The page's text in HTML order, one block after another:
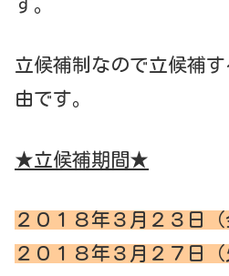
す。
立候補制なので立候補
由です。
★立候補期間★
２０１８年３月２３日
２０１８年３月２７日